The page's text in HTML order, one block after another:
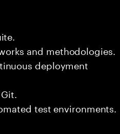
and methodologies.
deployment
test environments.